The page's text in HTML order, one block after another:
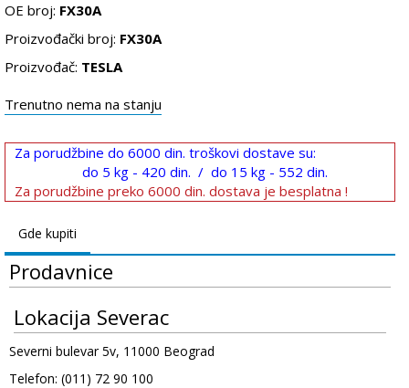
OE broj: FX30A
Proizvođački broj: FX30A
Proizvođač: TESLA
Trenutno nema na stanju
Za porudžbine do 6000 din. troškovi dostave su:
do 5 kg - 420 din. / do 15 kg - 552 din.
Za porudžbine preko 6000 din. dostava je besplatna !
Gde kupiti
Prodavnice
Lokacija Severac
Severni bulevar 5v, 11000 Beograd
Telefon: (011) 72 90 100